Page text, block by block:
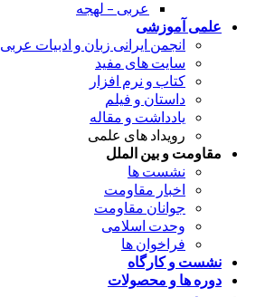
عربی – لهجه
علمی آموزشی
انجمن ایرانی زبان و ادبیات عربی
سایت های مفید
کتاب و نرم افزار
داستان و فیلم
یادداشت و مقاله
رویداد های علمی
مقاومت و بین الملل
نشست ها
اخبار مقاومت
جوانان مقاومت
وحدت اسلامی
فراخوان ها
نشست و کارگاه
دوره ها و محصولات